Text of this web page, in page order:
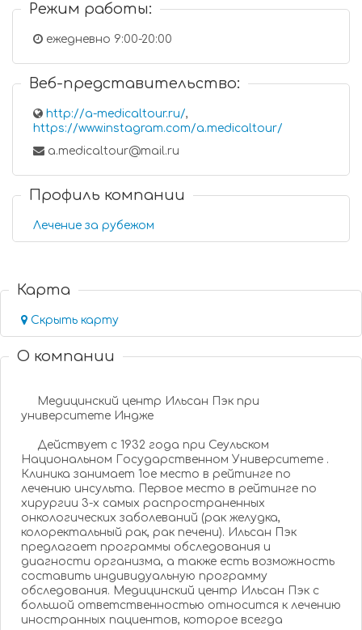
Режим работы:
ежедневно 9:00-20:00
Веб-представительство:
http://a-medicaltour.ru/,
https://www.instagram.com/a.medicaltour/
a.medicaltour@mail.ru
Профиль компании
Лечение за рубежом
Карта
Скрыть карту
О компании
Медицинский центр Ильсан Пэк при
университете Индже
Действует с 1932 года при Сеульском
Национальном Государственном Университете .
Клиника занимает 1ое место в рейтинге по
лечению инсульта. Первое место в рейтинге по
хирургии 3-х самых распространенных
онкологических заболеваний (рак желудка,
колоректальный рак, рак печени). Ильсан Пэк
предлагает программы обследования и
диагности организма, а также есть возможность
составить индивидуальную программу
обследования. Медицинский центр Ильсан Пэк с
большой ответственностью относится к лечению
иностранных пациентов, которое всегда